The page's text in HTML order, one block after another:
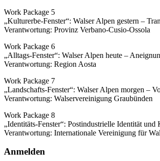
Work Package 5
„Kulturerbe-Fenster“: Walser Alpen gestern –
Verantwortung: Provinz Verbano-Cusio-Ossola
Work Package 6
„Alltags-Fenster“: Walser Alpen heute –
Verantwortung: Region Aosta
Work Package 7
„Landschafts-Fenster“: Walser Alpen morgen –
Verantwortung: Walservereinigung Graubünden
Work Package 8
„Identitäts-Fenster“: Postindustrielle Identität
Verantwortung: Internationale Vereinigung für
Anmelden